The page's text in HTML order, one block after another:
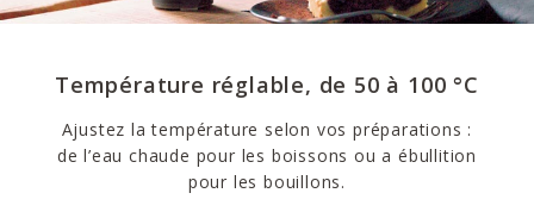
Température réglable, de 50 à 100 °C
Ajustez la température selon vos préparations :
de l’eau chaude pour les boissons ou a ébullition
pour les bouillons.